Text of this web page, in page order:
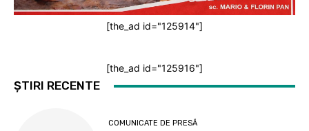
[the_ad id="125914"]
[the_ad id="125916"]
ȘTIRI RECENTE
COMUNICATE DE PRESĂ